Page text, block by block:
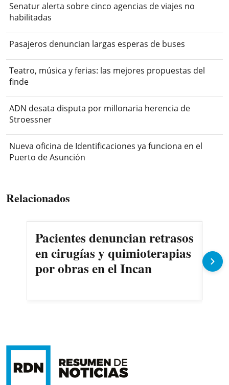
Senatur alerta sobre cinco agencias de viajes no
habilitadas
Pasajeros denuncian largas esperas de buses
Teatro, música y ferias: las mejores propuestas del
finde
ADN desata disputa por millonaria herencia de
Stroessner
Nueva oficina de Identificaciones ya funciona en el
Puerto de Asunción
Relacionados
Pacientes denuncian retrasos
en cirugías y quimioterapias
por obras en el Incan